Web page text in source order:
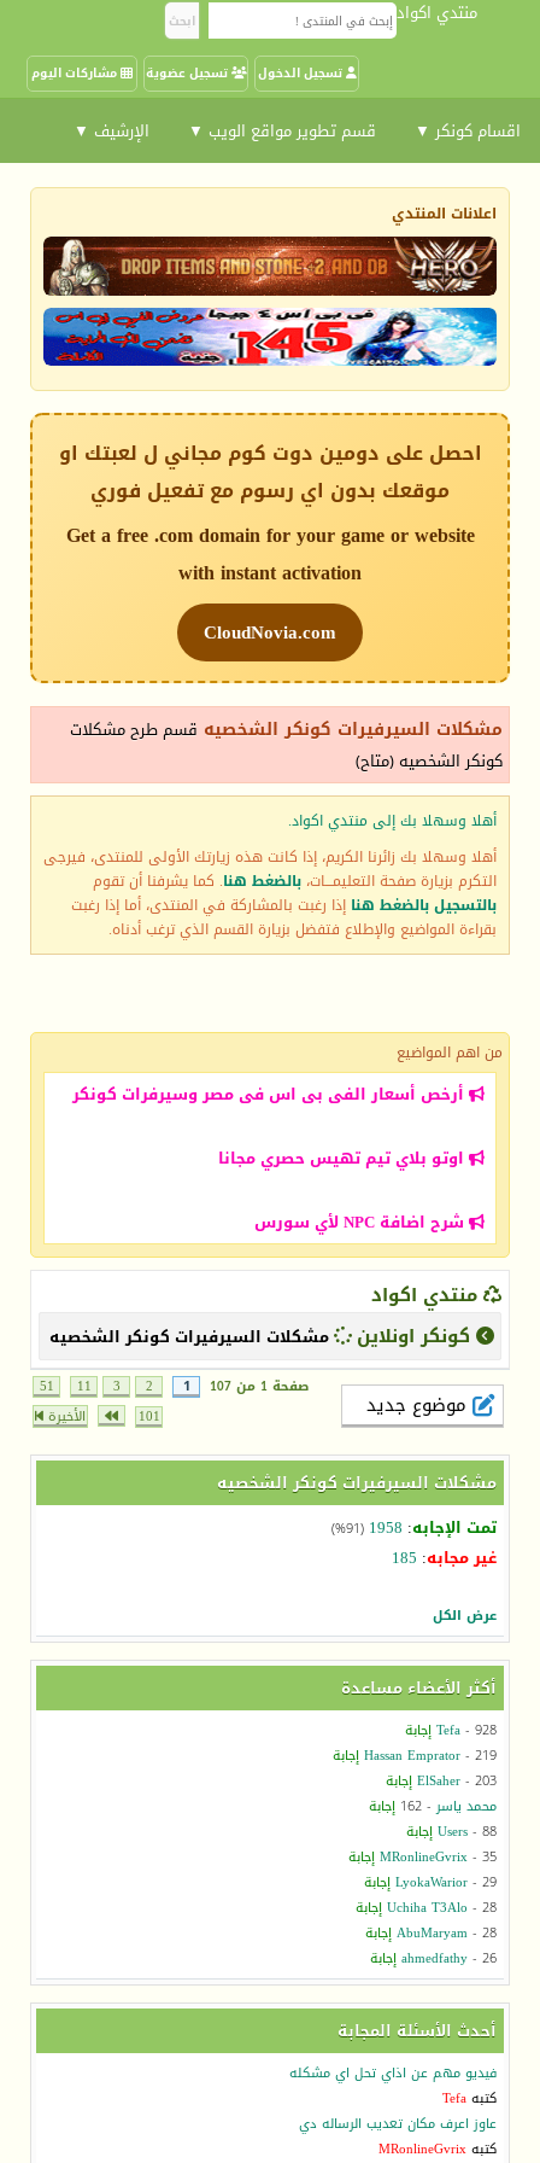
منتدي اكواد
مشاركات اليوم تسجيل عضوية تسجيل الدخول
اقسام كونكر ▼ قسم تطوير مواقع الويب ▼ الإرشيف ▼
اعلانات المنتدي
احصل على دومين دوت كوم مجاني ل لعبتك او
موقعك بدون اي رسوم مع تفعيل فوري
Get a free .com domain for your game or website
with instant activation
CloudNovia.com
مشكلات السيرفيرات كونكر الشخصيه قسم طرح مشكلات
كونكر الشخصيه (متاح)
أهلا وسهلا بك إلى منتدي اكواد.
أهلا وسهلا بك زائرنا الكريم، إذا كانت هذه زيارتك الأولى للمنتدى، فيرجى
التكرم بزيارة صفحة التعليمـــات، بالضغط هنا. كما يشرفنا أن تقوم
بالتسجيل بالضغط هنا إذا رغبت بالمشاركة في المنتدى، أما إذا رغبت
بقراءة المواضيع والإطلاع فتفضل بزيارة القسم الذي ترغب أدناه.
من اهم المواضيع
أرخص أسعار الفى بى اس فى مصر وسيرفرات كونكر
اوتو بلاي تيم تهيس حصري مجانا
شرح اضافة NPC لأي سورس
منتدي اكواد
كونكر اونلاين
مشكلات السيرفيرات كونكر الشخصيه
موضوع جديد
صفحة 1 من 107 1
2
3
11
51
101
الأخيرة
مشكلات السيرفيرات كونكر الشخصيه
تمت الإجابه:
1958
(91%)
غير مجابه:
185
عرض الكل
أكثر الأعضاء مساعدة
Tefa- 928
إجابة
Hassan Emprator- 219
إجابة
ElSaher- 203
إجابة
محمد ياسر- 162
إجابة
Users- 88
إجابة
MRonlineGvrix- 35
إجابة
LyokaWarior- 29
إجابة
Uchiha T3Alo - 28
إجابة
AbuMaryam- 28
إجابة
ahmedfathy- 26 إجابة
أحدث الأسئلة المجابة
فيديو مهم عن اذاي تحل اي مشكله
كتبهTefa
عاوز اعرف مكان تعديب الرساله دي
كتبهMRonlineGvrix